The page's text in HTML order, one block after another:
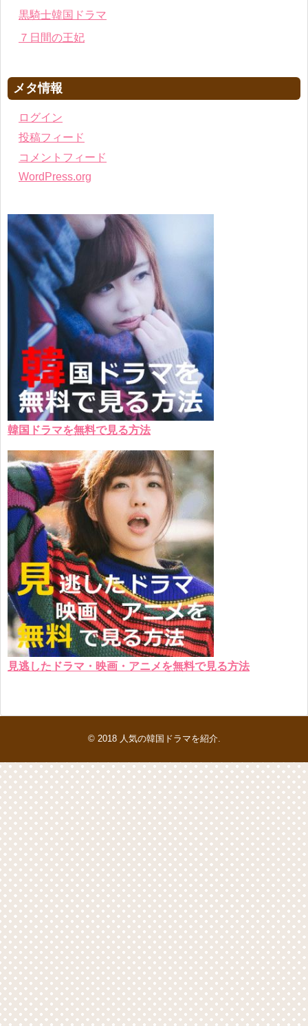
黒騎士韓国ドラマ
７日間の王妃
メタ情報
ログイン
投稿フィード
コメントフィード
WordPress.org
韓国ドラマを無料で見る方法
見逃したドラマ・映画・アニメを無料で見る方法
© 2018 人気の韓国ドラマを紹介.